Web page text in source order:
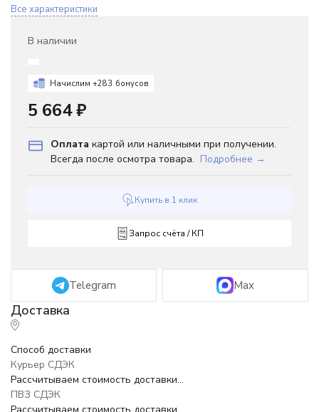
Все характеристики
В наличии
Начислим +283 бонусов
5 664₽
Оплата картой или наличными при получении.
Всегда после осмотра товара. Подробнее →
Купить в 1 клик
Запрос счёта / КП
Telegram Max
Способ доставки
Курьер СДЭК
Рассчитываем стоимость доставки...
ПВЗ СДЭК